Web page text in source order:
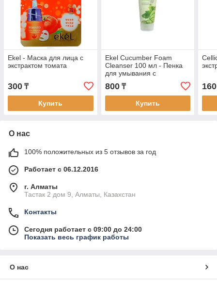
Ekel - Маска для лица с
экстрактом томата
300 ₸
Купить
Ekel Cucumber Foam
Cleanser 100 мл - Пенка
для умывания с
экстрактом огурца
800₸
Купить
160
О нас
100% положительных из 5 отзывов за год
Работает с 06.12.2016
г. Алматы
Тастак 2 дом 9, Алматы, Казахстан
Контакты
Сегодня работает с 09:00 до 24:00
Показать весь график работы
О нас